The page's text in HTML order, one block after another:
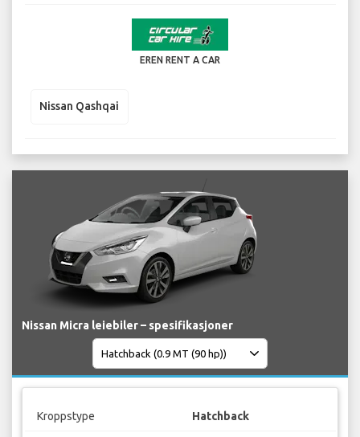
EREN RENT A CAR
Nissan Qashqai
Nissan Micra leiebiler – spesifikasjoner
Kroppstype Hatchback